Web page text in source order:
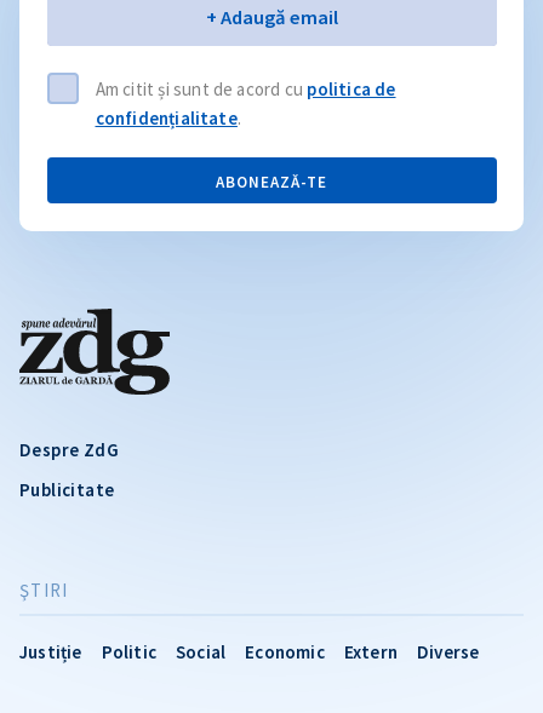
Despre ZdG
Publicitate
ŞTIRI
Justiție Politic Social Economic Extern Diverse
+ Adaugă email
Am citit și sunt de acord cu politica de
confidențialitate.
ABONEAZĂ-TE